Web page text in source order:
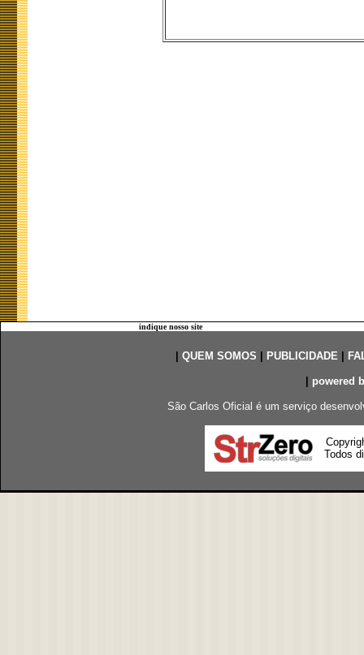
indique nosso site
QUEM SOMOS PUBLICIDADE|
powered
São Carlos Oficial é um serviço
Todos